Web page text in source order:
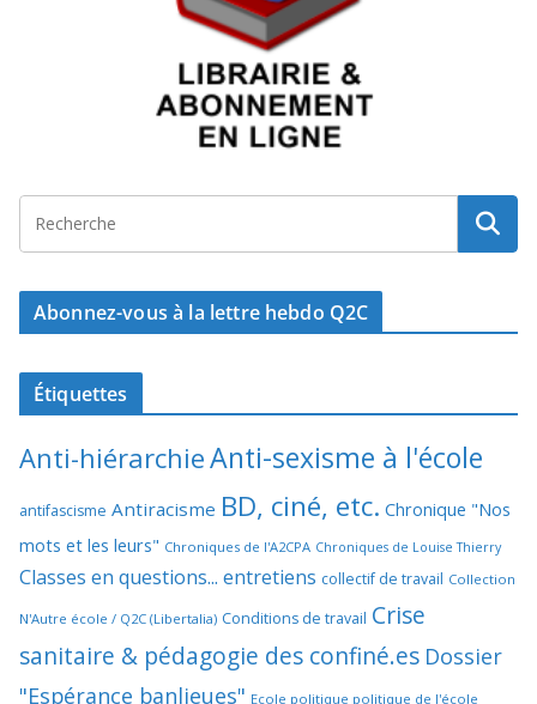
Abonnez-vous à la lettre hebdo Q2C
Étiquettes
Anti-hiérarchieAnti-sexisme à l'école
antifascisme Antiracisme BD, ciné, etc. Chronique "Nos
mots et les leurs" Chroniques de l'A2CPA Chroniques de Louise Thierry
Classes en questions... entretiens collectif de travail Collection
N'Autre école / Q2C (Libertalia) Conditions de travail Crise
sanitaire & pédagogie des confiné.es Dossier
"Espérance banlieues" Ecole politique politique de l'école